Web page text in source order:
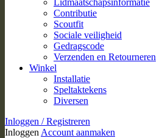
Lidmaatschapsinformatie
Contributie
Scoutfit
Sociale veiligheid
Gedragscode
Verzenden en Retourneren
Winkel
Installatie
Speltaktekens
Diversen
Inloggen / Registreren
Inloggen Account aanmaken